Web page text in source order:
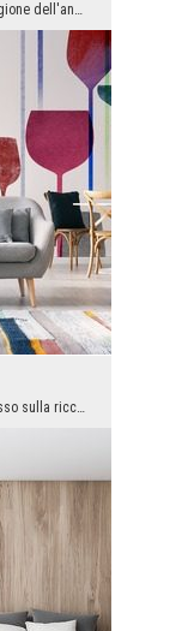
L'autunno è per molte persone questa stagione dell'anno che potrebbe passare il più velocemente p...
Gli italiani si concentrano sempre più spesso sulla ricchezza di colori nei loro interni quando s...